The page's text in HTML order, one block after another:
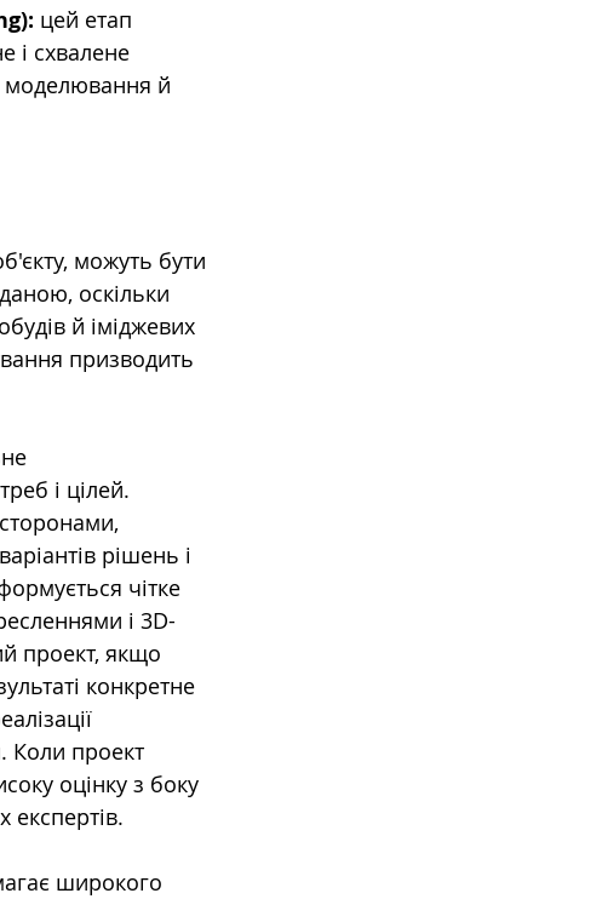
цей етап
і схвалене
моделювання й
можуть бути
оскільки
й іміджевих
призводить
і цілей.
рішень і
чітке
і 3D-
проект, якщо
конкретне
Коли проект
оцінку з боку
експертів.
широкого